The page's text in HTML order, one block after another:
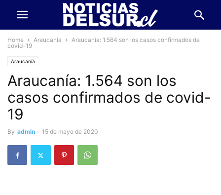
Home Araucanía
Araucanía: 1.564 son los casos confirmados de
covid-19
Araucanía
Araucanía: 1.564 son los
casos confirmados de covid-
19
By admin - 15 de mayo de 2020